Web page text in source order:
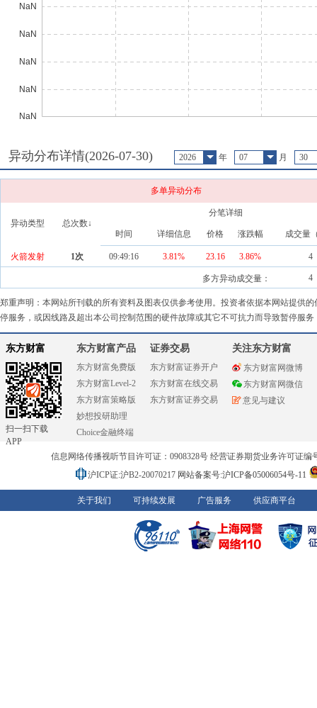
异动分布详情(2026-07-30) 2026 年 07 月 30
多单异动分布
异动类型 总次数↓
分笔详细
时间 详细信息 价格 涨跌幅 成交量
火箭发射 1次 09:49:16 3.81% 23.16 3.86% 4
多方异动成交量： 4
郑重声明：本网站所刊载的所有资料及图表仅供参考使用。投资者依据本网站提供
停服务，或因线路及超出本公司控制范围的硬件故障或其它不可抗力而导致暂停服
东方财富
扫一扫下载
APP
东方财富产品
东方财富免费版
东方财富Level-2
东方财富策略版
妙想投研助理
Choice金融终端
证券交易
东方财富证券开户
东方财富在线交易
东方财富证券交易
关注东方财富
东方财富网微博
东方财富网微信
意见与建议
信息网络传播视听节目许可证：0908328号 经营证券期货业务许可证编
沪ICP证:沪B2-20070217 网站备案号:沪ICP备05006054号-11
关于我们 可持续发展 广告服务 供应商平台